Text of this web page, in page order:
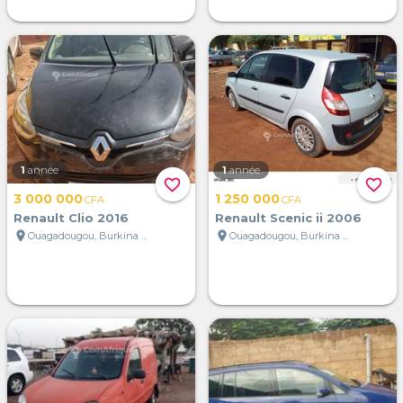
favorite_border
1 année
3 000 000CFA
Renault Clio 2016
location_on
Ouagadougou, Burkina Faso
favorite_border
1 année
1 250 000CFA
Renault Scenic ii 2006
location_on
Ouagadougou, Burkina Faso